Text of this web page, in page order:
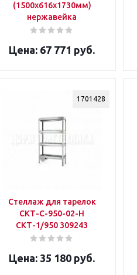
(1500x616x1730мм)
нержавейка
67 771 руб.
1701428
Стеллаж для тарелок
СКТ-С-950-02-Н
СКТ-1/950 309243
35 180 руб.